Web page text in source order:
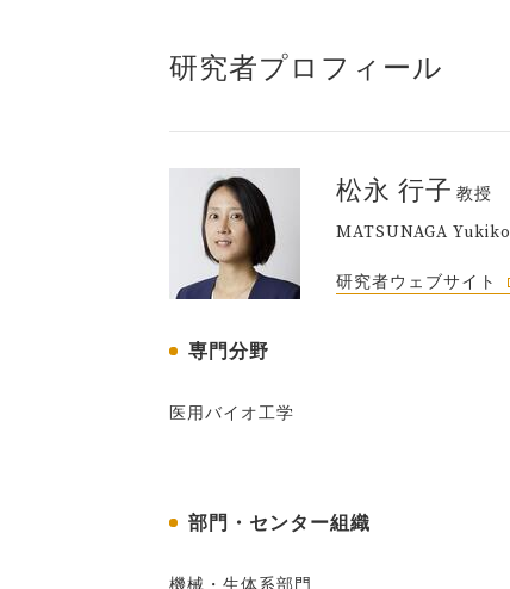
研究者プロフィール
松永 行子 教授
MATSUNAGA Yukiko
研究者ウェブサイト
専門分野
医用バイオ工学
部門・センター組織